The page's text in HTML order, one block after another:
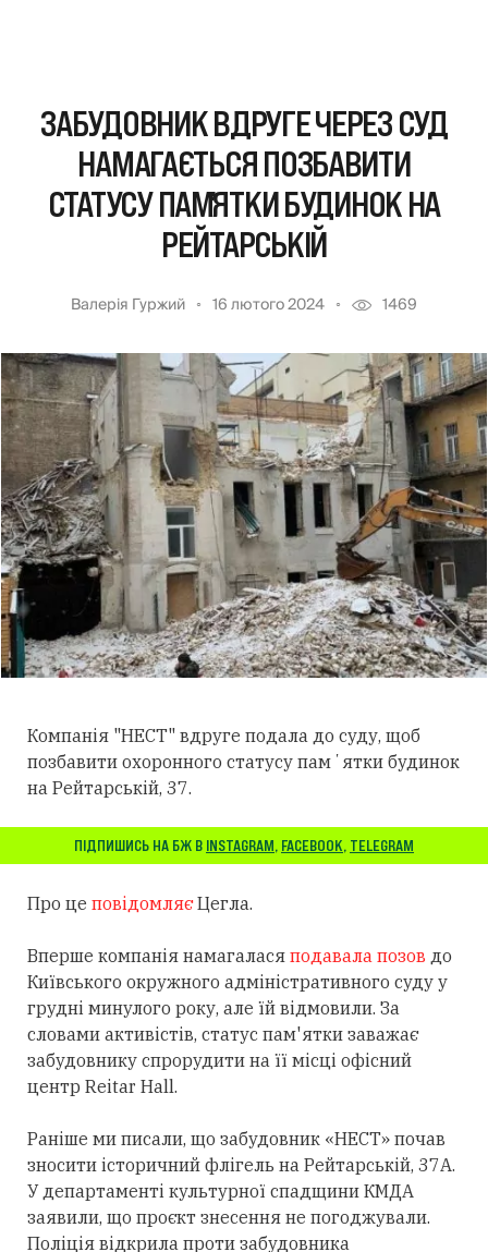
ЗАБУДОВНИК ВДРУГЕ ЧЕРЕЗ СУД
НАМАГАЄТЬСЯ ПОЗБАВИТИ
СТАТУСУ ПАМʼЯТКИ БУДИНОК НА
РЕЙТАРСЬКІЙ
Валерія Гуржий 16 лютого 2024 1469
Компанія "НЕСТ" вдруге подала до суду, щоб
позбавити охоронного статусу памʼятки будинок
на Рейтарській, 37.
ПІДПИШИСЬ НА БЖ В INSTAGRAM, FACEBOOK, TELEGRAM
Про це повідомляєЦегла.
Вперше компанія намагалася подавала позов до
Київського окружного адміністративного суду у
грудні минулого року, але їй відмовили. За
словами активістів, статус пам'ятки заважає
забудовнику спрорудити на її місці офісний
центр Reitar Hall.
Раніше ми писали, що забудовник «НЕСТ» почав
зносити історичний флігель на Рейтарській, 37А.
У департаменті культурної спадщини КМДА
заявили, що проєкт знесення не погоджували.
Поліція відкрила проти забудовника